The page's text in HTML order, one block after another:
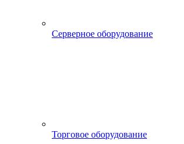
Серверное оборудование
Торговое оборудование